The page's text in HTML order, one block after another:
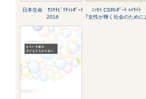
日本生命 ｻｽﾃﾅﾋﾞﾘﾃｨﾚﾎﾟｰﾄ
2016
ﾆｯｾｲ CSRﾚﾎﾟｰﾄ ﾊｲﾗｲﾄ
｢女性が輝く社会のために